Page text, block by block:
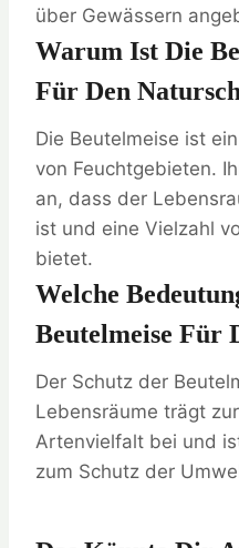
über Gewässern
Warum Ist Die
Für Den
Die Beutelmeise ist
von Feuchtgebieten.
an, dass der
ist und eine Vielzahl
bietet.
Welche
Beutelmeise Für
Der Schutz der
Lebensräume trägt
Artenvielfalt bei und
zum Schutz der